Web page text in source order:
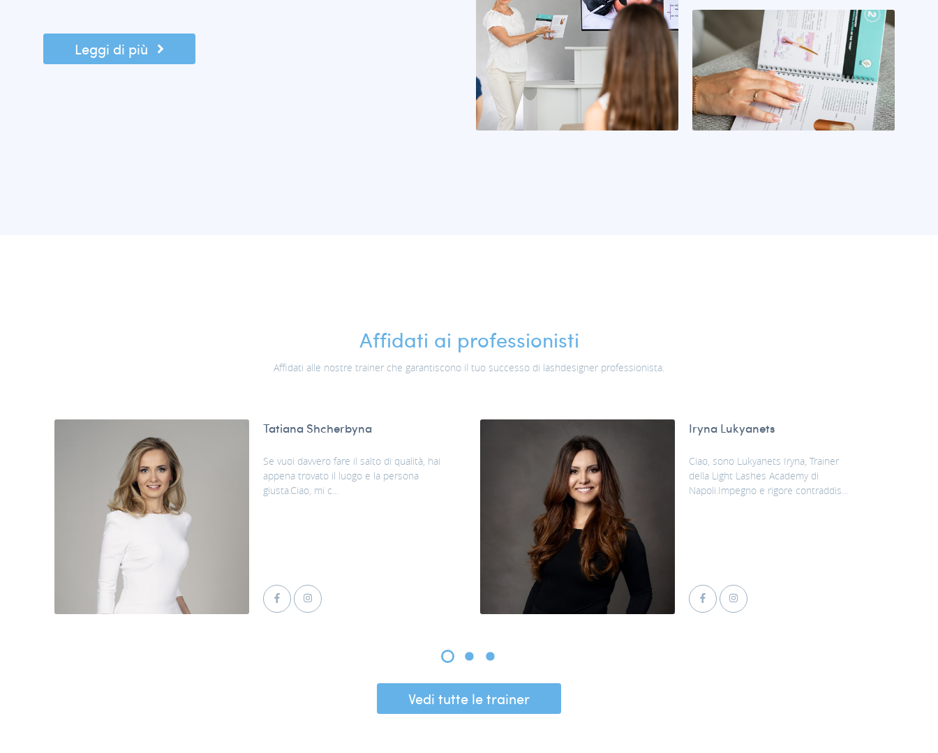
Leggi di più
Affidati ai professionisti
Affidati alle nostre trainer che garantiscono il tuo successo di lashdesigner professionista.
Tatiana Shcherbyna
Se vuoi davvero fare il salto di qualità, hai
appena trovato il luogo e la persona
giusta.Ciao, mi c...
Iryna Lukyanets
Ciao, sono Lukyanets Iryna, Trainer
della Light Lashes Academy di
Napoli.Impegno e rigore contraddis...
Vedi tutte le trainer